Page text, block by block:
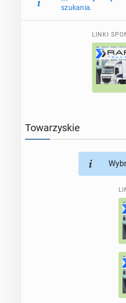
szukania.
LINKI
Towarzyskie